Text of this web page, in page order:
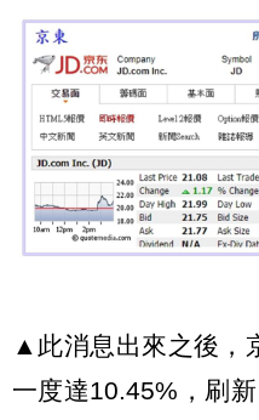
▲此消息出來之後，
一度達10.45%，刷